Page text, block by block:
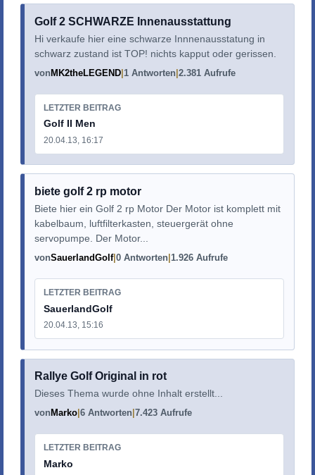
Golf 2 SCHWARZE Innenausstattung
Hi verkaufe hier eine schwarze Innnenausstatung in
schwarz zustand ist TOP! nichts kapput oder gerissen.
von MK2theLEGEND 1 Antworten 2.381 Aufrufe
LETZTER BEITRAG
Golf II Men
20.04.13, 16:17
biete golf 2 rp motor
Biete hier ein Golf 2 rp Motor Der Motor ist komplett mit
kabelbaum, luftfilterkasten, steuergerät ohne
servopumpe. Der Motor...
vonSauerlandGolf 0 Antworten 1.926 Aufrufe
LETZTER BEITRAG
SauerlandGolf
20.04.13, 15:16
Rallye Golf Original in rot
Dieses Thema wurde ohne Inhalt erstellt...
von Marko 6 Antworten 7.423 Aufrufe
LETZTER BEITRAG
Marko